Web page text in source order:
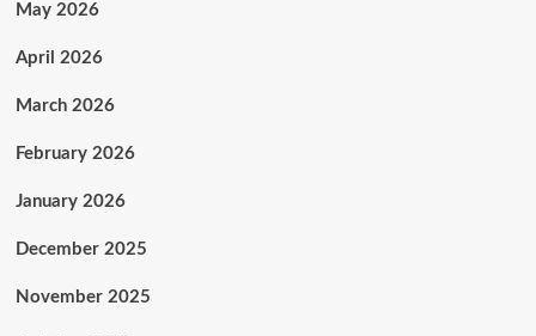
May 2026
April 2026
March 2026
February 2026
January 2026
December 2025
November 2025